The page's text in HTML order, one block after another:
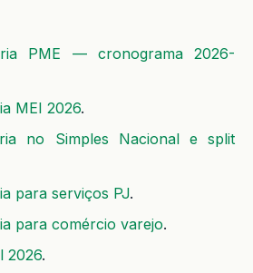
PME — cronograma 2026-
MEI 2026.
no Simples Nacional e split
para serviços PJ.
para comércio varejo.
2026.